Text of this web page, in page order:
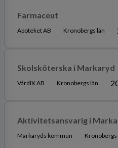
Farmaceut
Apoteket AB Kronobergs län
Skolsköterska i Markaryd
VårdIX AB Kronobergs län
Aktivitetsansvarig i
Markaryds kommun Kronobergs